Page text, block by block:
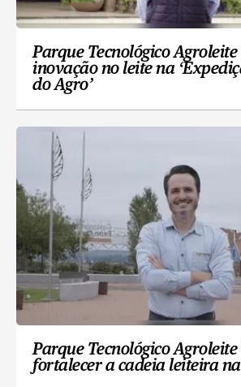
Parque Tecnológico
inovação no leite na
do Agro’
Parque Tecnológico
fortalecer a cadeia leiteira